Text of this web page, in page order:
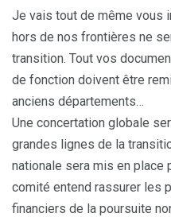
Je vais tout de même vous
hors de nos frontières ne
transition. Tout vos
de fonction doivent être
anciens départements…
Une concertation globale
grandes lignes de la
nationale sera mis en place
comité entend rassurer les
financiers de la poursuite